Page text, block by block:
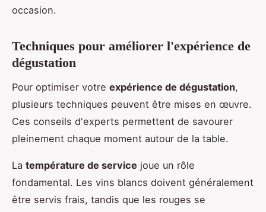
occasion.
Techniques pour améliorer l'expérience de
dégustation
Pour optimiser votre expérience de dégustation,
plusieurs techniques peuvent être mises en œuvre.
Ces conseils d'experts permettent de savourer
pleinement chaque moment autour de la table.
La température de service joue un rôle
fondamental. Les vins blancs doivent généralement
être servis frais, tandis que les rouges se